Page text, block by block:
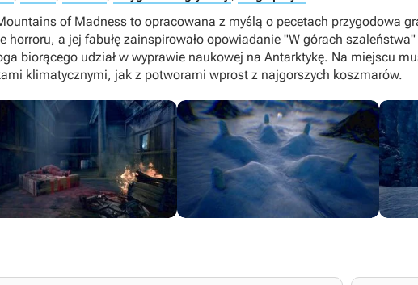
of Madness to opracowana z myślą o pecetach przygodowa
horroru, a jej fabułę zainspirowało opowiadanie "W górach
biorącego udział w wyprawie naukowej na Antarktykę. Na miejscu
klimatycznymi, jak z potworami wprost z najgorszych koszmarów.